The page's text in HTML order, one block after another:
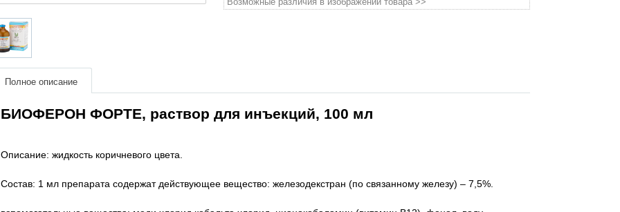
Полное описание
БИОФЕРОН ФОРТЕ, раствор для инъекций, 100 мл
Описание: жидкость коричневого цвета.
Состав: 1 мл препарата содержат действующее вещество: железодекстран (по связанному железу) – 7,5%.